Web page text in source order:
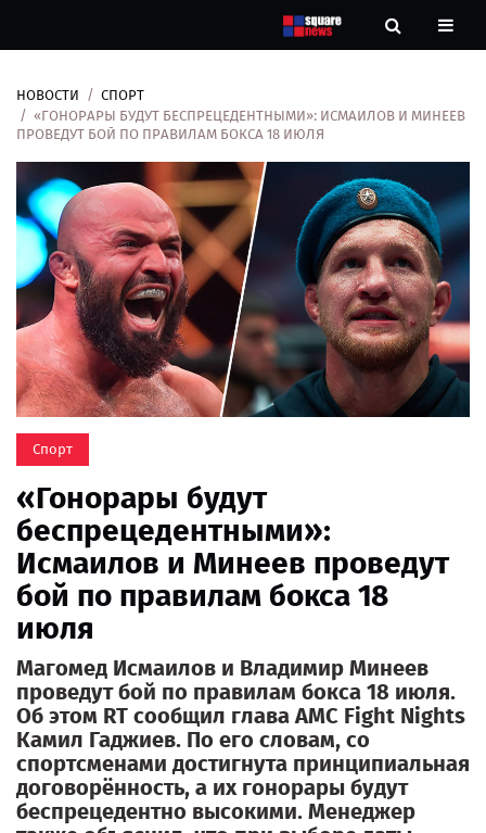
Новости
Рубрики
Контакты
О
нас
НОВОСТИ
СПОРТ
«ГОНОРАРЫ БУДУТ БЕСПРЕЦЕДЕНТНЫМИ»: ИСМАИЛОВ И МИНЕЕВ
ПРОВЕДУТ БОЙ ПО ПРАВИЛАМ БОКСА 18 ИЮЛЯ
Спорт
«Гонорары будут
беспрецедентными»:
Исмаилов и Минеев проведут
бой по правилам бокса 18
июля
Магомед Исмаилов и Владимир Минеев
проведут бой по правилам бокса 18 июля.
Об этом RT сообщил глава АМС Fight Nights
Камил Гаджиев. По его словам, со
спортсменами достигнута принципиальная
договорённость, а их гонорары будут
беспрецедентно высокими. Менеджер